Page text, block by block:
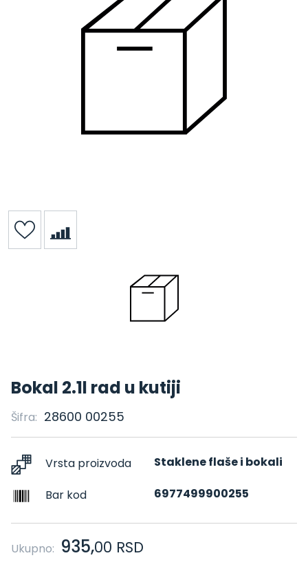
Bokal 2.1l rad u kutiji
Šifra: 28600 00255
Vrsta proizvoda Staklene flaše i bokali
Bar kod 6977499900255
Ukupno: 935,00 RSD